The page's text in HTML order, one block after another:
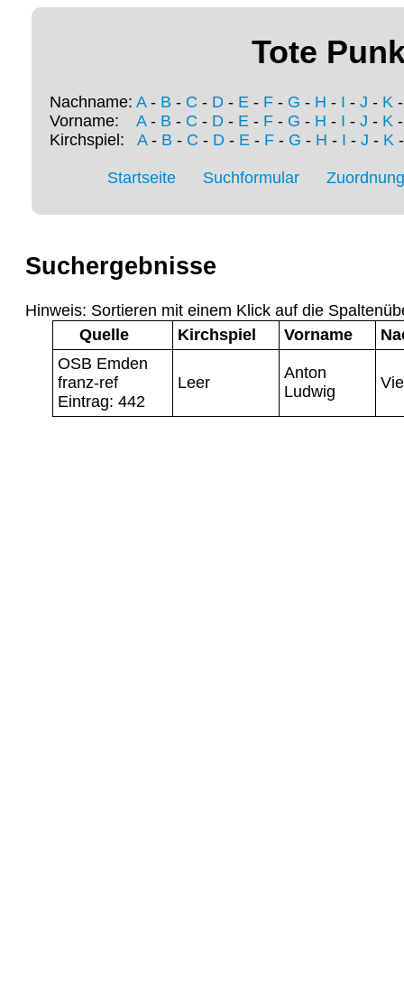
Tote
Nachname: A- B - C - D - E - F - G - H - I - J - K
Vorname: A- B - C - D - E - F - G - H - I - J - K
Kirchspiel: A- B - C - D- E- F- G - H - I - J - K
Startseite Suchformular
Suchergebnisse
Hinweis: Sortieren mit einem Klick auf die
Quelle
Kirchspiel Vorname
OSB Emden
franz-ref
Eintrag: 442
Leer
Anton
Ludwig